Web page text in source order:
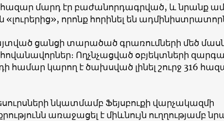
հազար մարդ էր բաժանորդագրված, և նրանք
«լուրերից», որոնք հորինել են
ցանցի տարածած գրառումների մեծ
հովանավորներ։ Ողչնչացված օբյեկտների
համար կարող է ծախսված լինել շուրջ 316
նկատմամբ Ֆեյսբուքի վարչակազմի
առաջացել է միևնույն ուղղությամբ